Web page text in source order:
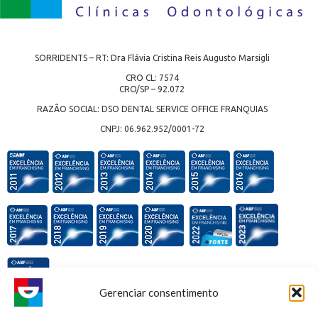
Gerenciar consentimento
SORRIDENTS – RT: Dra Flávia Cristina Reis Augusto Marsigli
CRO CL: 7574
CRO/SP – 92.072
RAZÃO SOCIAL: DSO DENTAL SERVICE OFFICE FRANQUIAS
CNPJ: 06.962.952/0001-72